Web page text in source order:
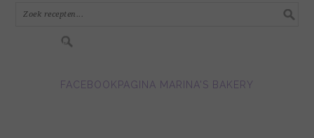
FACEBOOKPAGINA MARINA'S BAKERY